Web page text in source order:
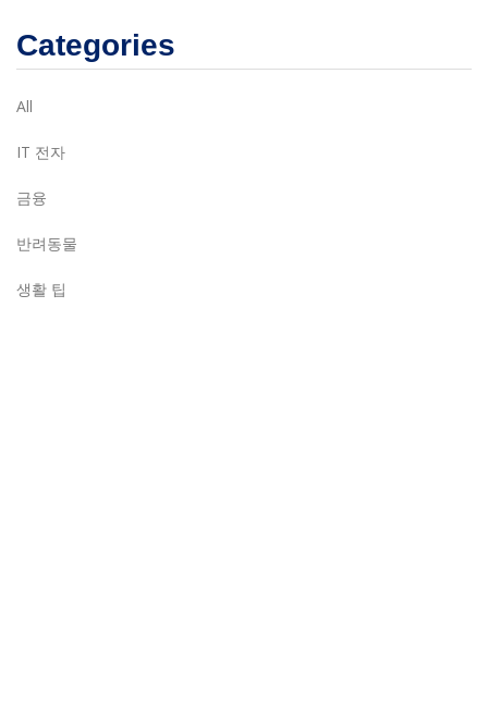
Categories
All
IT 전자
금융
반려동물
생활 팁